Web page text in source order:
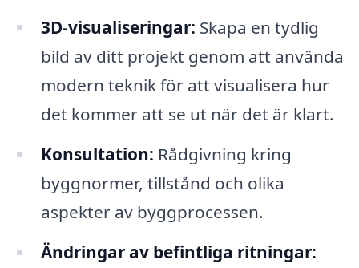
3D-visualiseringar: Skapa en tydlig
bild av ditt projekt genom att använda
modern teknik för att visualisera hur
det kommer att se ut när det är klart.
Konsultation: Rådgivning kring
byggnormer, tillstånd och olika
aspekter av byggprocessen.
Ändringar av befintliga ritningar: